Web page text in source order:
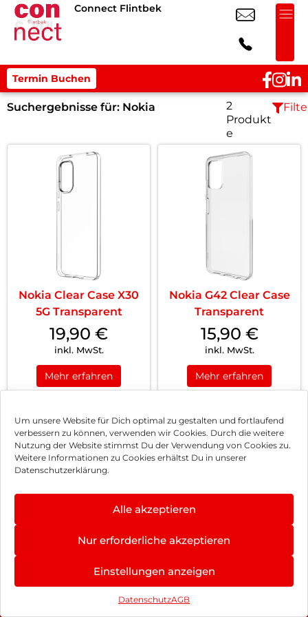
Um unsere Website für Dich optimal zu gestalten und fortlaufend
verbessern zu können, verwenden wir Cookies. Durch die weitere
Nutzung der Website stimmst Du der Verwendung von Cookies zu.
Weitere Informationen zu Cookies erhältst Du in unserer
Datenschutzerklärung.
Alle akzeptieren
Nur erforderliche akzeptieren
Einstellungen anzeigen
DatenschutzAGB
Connect Flintbek
Termin Buchen
Suchergebnisse für: Nokia
2
Produkt
e
Nokia Clear Case X30
5G Transparent
19,90 €
inkl. MwSt.
Mehr erfahren
Nokia G42 Clear Case
Transparent
15,90 €
inkl. MwSt.
Mehr erfahren
Impressum
Hinweis zur Batterieentsorgung
Newsletter
, Brodos AG – All Rights Reserved.
★★★★★